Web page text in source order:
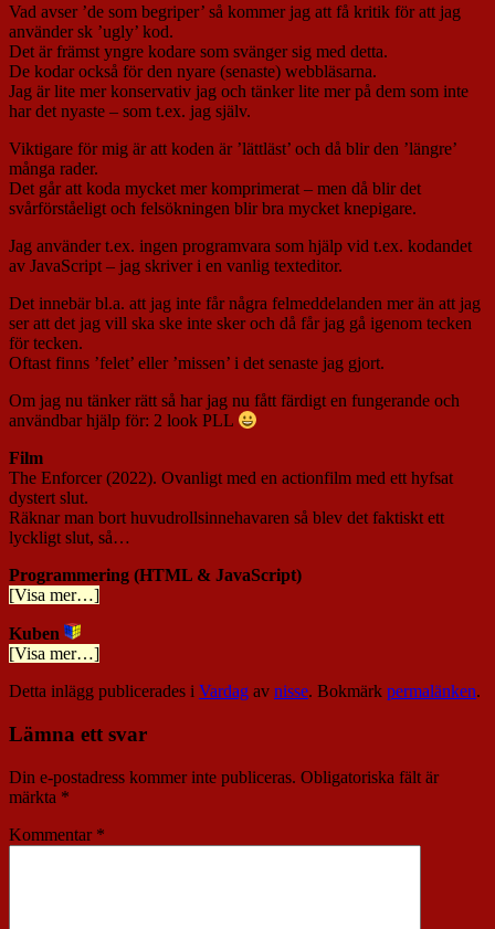
Vad avser ’de som begriper’ så kommer jag att få kritik för att jag
använder sk ’ugly’ kod.
Det är främst yngre kodare som svänger sig med detta.
De kodar också för den nyare (senaste) webbläsarna.
Jag är lite mer konservativ jag och tänker lite mer på dem som inte
har det nyaste – som t.ex. jag själv.
Viktigare för mig är att koden är ’lättläst’ och då blir den ’längre’
många rader.
Det går att koda mycket mer komprimerat – men då blir det
svårförståeligt och felsökningen blir bra mycket knepigare.
Jag använder t.ex. ingen programvara som hjälp vid t.ex. kodandet
av JavaScript – jag skriver i en vanlig texteditor.
Det innebär bl.a. att jag inte får några felmeddelanden mer än att jag
ser att det jag vill ska ske inte sker och då får jag gå igenom tecken
för tecken.
Oftast finns ’felet’ eller ’missen’ i det senaste jag gjort.
Om jag nu tänker rätt så har jag nu fått färdigt en fungerande och
användbar hjälp för: 2 look PLL
Film
The Enforcer (2022). Ovanligt med en actionfilm med ett hyfsat
dystert slut.
Räknar man bort huvudrollsinnehavaren så blev det faktiskt ett
lyckligt slut, så…
Programmering (HTML & JavaScript)
[Visa mer…]
Kuben
[Visa mer…]
Detta inlägg publicerades i Vardag av nisse. Bokmärk permalänken.
Lämna ett svar
Din e-postadress kommer inte publiceras. Obligatoriska fält är
märkta *
Kommentar *